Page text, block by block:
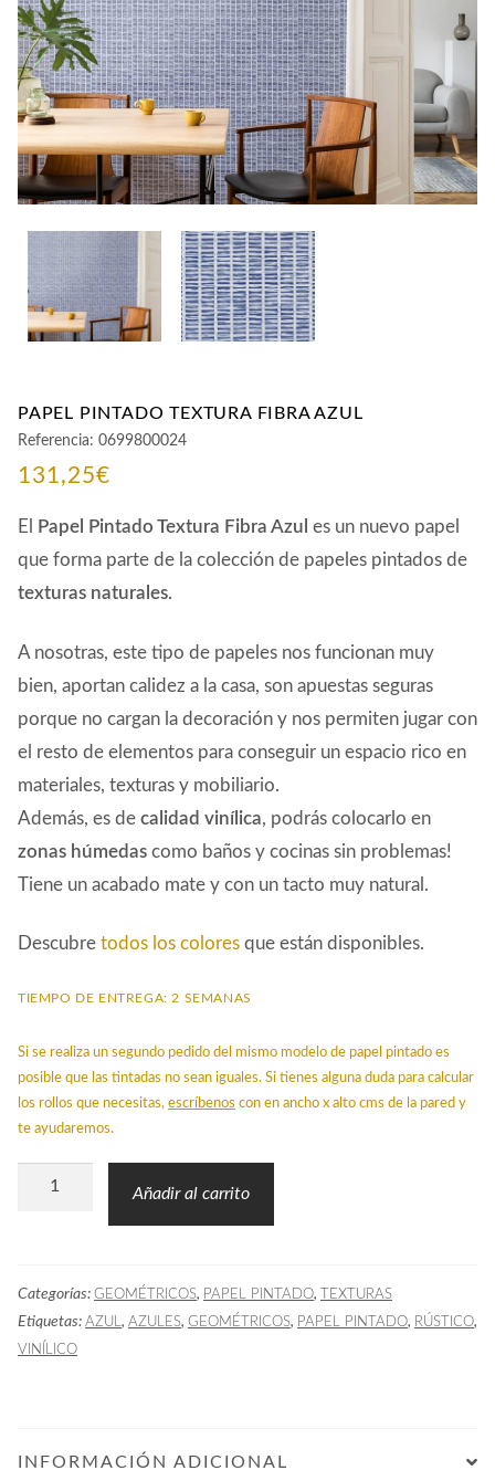
CONTACTO
PAPEL PINTADO TEXTURA FIBRA AZUL
Referencia: 0699800024
131,25€
El Papel Pintado Textura Fibra Azul es un nuevo papel
que forma parte de la colección de papeles pintados de
texturas naturales.
A nosotras, este tipo de papeles nos funcionan muy
bien, aportan calidez a la casa, son apuestas seguras
porque no cargan la decoración y nos permiten jugar con
el resto de elementos para conseguir un espacio rico en
materiales, texturas y mobiliario.
Además, es de calidad vinílica, podrás colocarlo en
zonas húmedas como baños y cocinas sin problemas!
Tiene un acabado mate y con un tacto muy natural.
Descubre todos los colores que están disponibles.
TIEMPO DE ENTREGA: 2 SEMANAS
Si se realiza un segundo pedido del mismo modelo de papel pintado es
posible que las tintadas no sean iguales. Si tienes alguna duda para calcular
los rollos que necesitas, escríbenos con en ancho x alto cms de la pared y
te ayudaremos.
Papel
Azul
cantidad
Añadir al carrito
Categorías: GEOMÉTRICOS, PAPEL PINTADO, TEXTURAS
Etiquetas: AZUL , AZULES, GEOMÉTRICOS, PAPEL PINTADO, RÚSTICO,
VINÍLICO
INFORMACIÓN ADICIONAL